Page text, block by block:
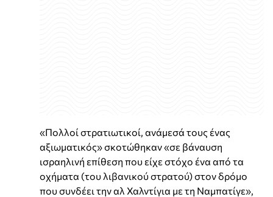
«Πολλοί στρατιωτικοί, ανάμεσά τους ένας
αξιωματικός» σκοτώθηκαν «σε βάναυση
ισραηλινή επίθεση που είχε στόχο ένα από τα
οχήματα (του λιβανικού στρατού) στον δρόμο
που συνδέει την αλ Χαλντίγια με τη Ναμπατίγε»,